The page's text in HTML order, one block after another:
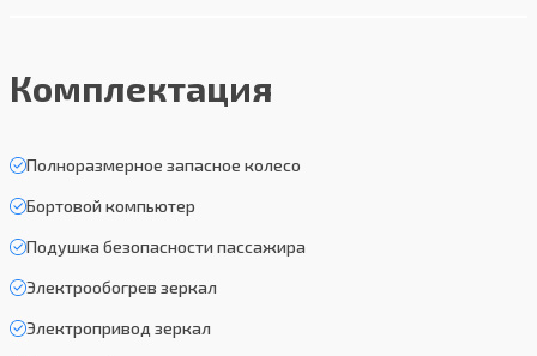
Комплектация
Полноразмерное запасное колесо
Бортовой компьютер
Подушка безопасности пассажира
Электрообогрев зеркал
Электропривод зеркал